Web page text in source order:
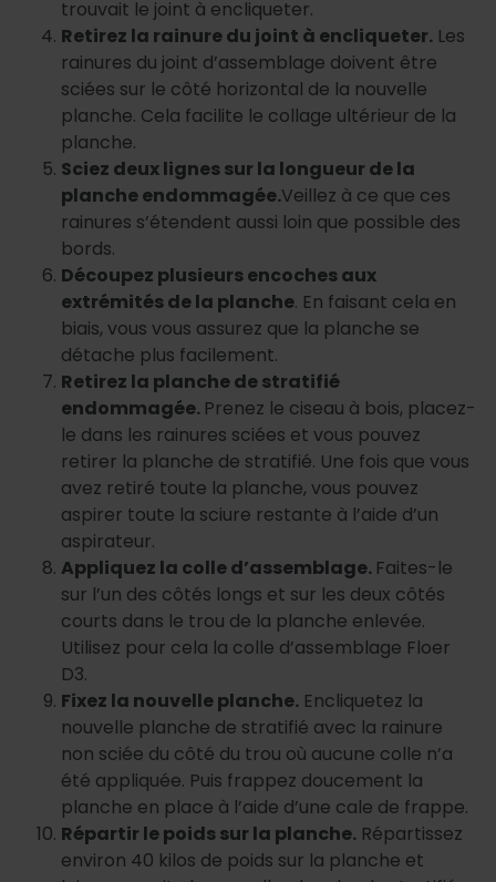
trouvait le joint à encliqueter.
Retirez la rainure du joint à encliqueter. Les
rainures du joint d’assemblage doivent être
sciées sur le côté horizontal de la nouvelle
planche. Cela facilite le collage ultérieur de la
planche.
Sciez deux lignes sur la longueur de la
planche endommagée.Veillez à ce que ces
rainures s’étendent aussi loin que possible des
bords.
Découpez plusieurs encoches aux
extrémités de la planche. En faisant cela en
biais, vous vous assurez que la planche se
détache plus facilement.
Retirez la planche de stratifié
endommagée. Prenez le ciseau à bois, placez-
le dans les rainures sciées et vous pouvez
retirer la planche de stratifié. Une fois que vous
avez retiré toute la planche, vous pouvez
aspirer toute la sciure restante à l’aide d’un
aspirateur.
Appliquez la colle d’assemblage. Faites-le
sur l’un des côtés longs et sur les deux côtés
courts dans le trou de la planche enlevée.
Utilisez pour cela la colle d’assemblage Floer
D3.
Fixez la nouvelle planche. Encliquetez la
nouvelle planche de stratifié avec la rainure
non sciée du côté du trou où aucune colle n’a
été appliquée. Puis frappez doucement la
planche en place à l’aide d’une cale de frappe.
Répartir le poids sur la planche. Répartissez
environ 40 kilos de poids sur la planche et